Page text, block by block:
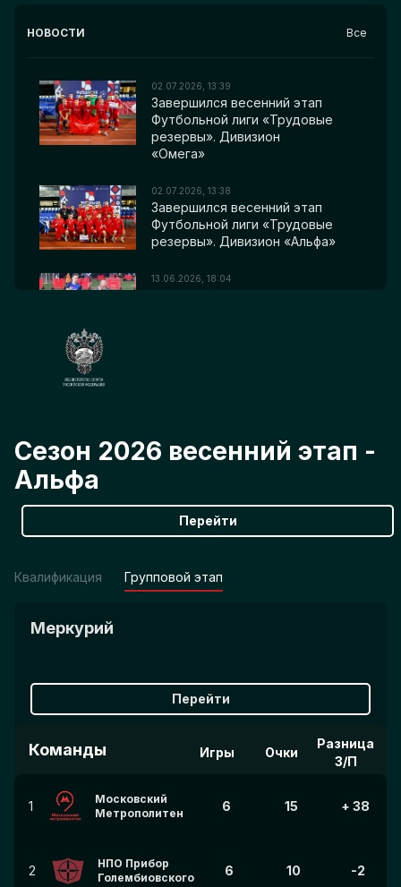
НОВОСТИ Все
02.07.2026, 13:39
Завершился весенний этап
Футбольной лиги «Трудовые
резервы». Дивизион
«Омега»
02.07.2026, 13:38
Завершился весенний этап
Футбольной лиги «Трудовые
резервы». Дивизион «Альфа»
13.06.2026, 18:04
«Трудовые резервы»
Определились победители
матчей седьмой игровой
недели Футбольной лиги
Сезон 2026 весенний этап -
Альфа
Перейти
Квалификация Групповой этап
Меркурий
Перейти
Команды Игры Очки
Разница
З/П
1
Московский
Метрополитен
6 15 + 38
2
НПО Прибор
Голембиовского
6 10 -2